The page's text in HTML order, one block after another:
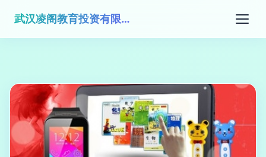
武汉凌阁教育投资有限公司